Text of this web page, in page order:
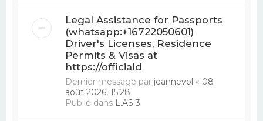
Legal Assistance for Passports
(whatsapp:+16722050601)
Driver's Licenses, Residence
Permits & Visas at
https://officiald
Dernier message par jeannevol « 08
août 2026, 15:28
Publié dans L.AS 3